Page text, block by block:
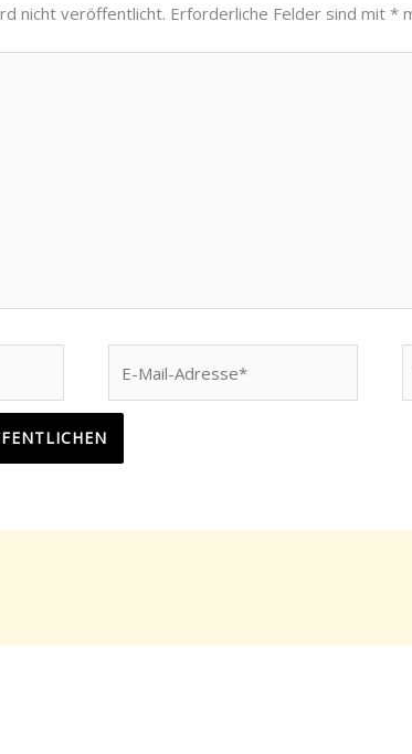
nicht veröffentlicht. Erforderliche Felder sind mit*
Mail-
Adresse*